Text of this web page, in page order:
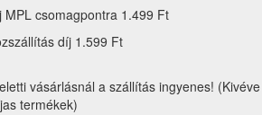
MPL csomagpontra 1.499 Ft
díj 1.599 Ft
vásárlásnál a szállítás ingyenes!
termékek)